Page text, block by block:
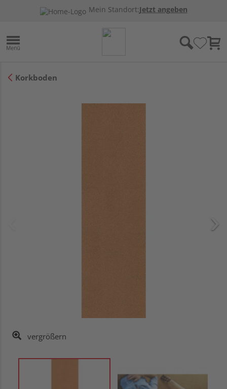
Mein Standort:Jetzt angeben
Korkboden
vergrößern